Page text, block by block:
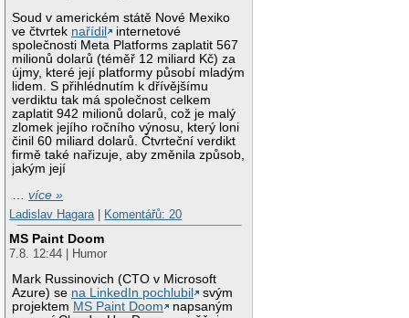
Soud v americkém státě Nové Mexiko
ve čtvrtek nařídil
internetové
společnosti Meta Platforms zaplatit 567
milionů dolarů (téměř 12 miliard Kč) za
újmy, které její platformy působí mladým
lidem. S přihlédnutím k dřívějšímu
verdiktu tak má společnost celkem
zaplatit 942 milionů dolarů, což je malý
zlomek jejího ročního výnosu, který loni
činil 60 miliard dolarů. Čtvrteční verdikt
firmě také nařizuje, aby změnila způsob,
jakým její
…více »
Ladislav Hagara| Komentářů: 20
MS Paint Doom
7.8. 12:44 | Humor
Mark Russinovich (CTO v Microsoft
Azure) se na LinkedIn pochlubil
svým
projektem MS Paint Doom
napsaným